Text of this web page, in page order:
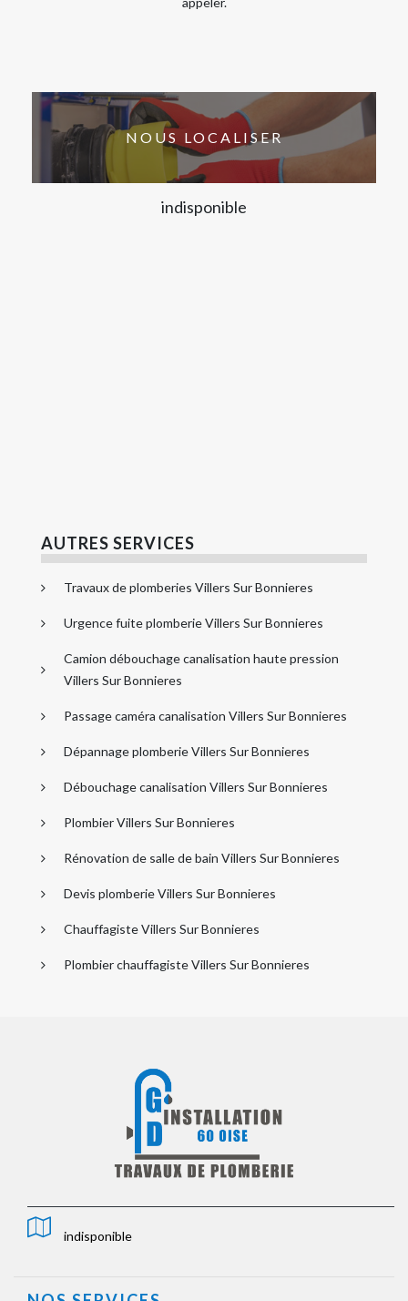
NOUS LOCALISER
indisponible
AUTRES SERVICES
Travaux de plomberies Villers Sur Bonnieres
Urgence fuite plomberie Villers Sur Bonnieres
Camion débouchage canalisation haute pression
Villers Sur Bonnieres
Passage caméra canalisation Villers Sur Bonnieres
Dépannage plomberie Villers Sur Bonnieres
Débouchage canalisation Villers Sur Bonnieres
Plombier Villers Sur Bonnieres
Rénovation de salle de bain Villers Sur Bonnieres
Devis plomberie Villers Sur Bonnieres
Chauffagiste Villers Sur Bonnieres
Plombier chauffagiste Villers Sur Bonnieres
indisponible